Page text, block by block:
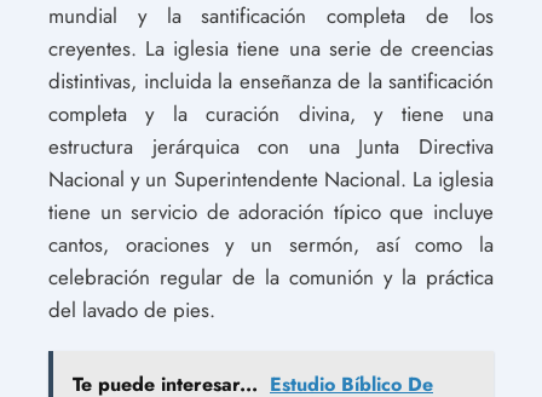
mundial y la santificación completa de los
creyentes. La iglesia tiene una serie de creencias
distintivas, incluida la enseñanza de la santificación
completa y la curación divina, y tiene una
estructura jerárquica con una Junta Directiva
Nacional y un Superintendente Nacional. La iglesia
tiene un servicio de adoración típico que incluye
cantos, oraciones y un sermón, así como la
celebración regular de la comunión y la práctica
del lavado de pies.
Te puede interesar... Estudio Bíblico De